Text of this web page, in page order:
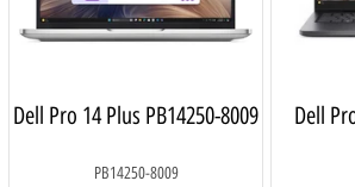
Dell
Dell Pro 14 Plus PB14250-8009
PB14250-8009